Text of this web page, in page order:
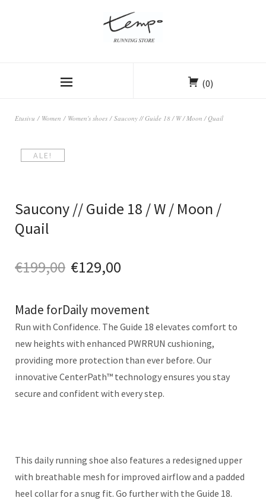
(0)
Etusivu / Women / Women's shoes / Saucony // Guide 18 / W / Moon / Quail
ALE!
Saucony // Guide 18 / W / Moon /
Quail
€199,00 €129,00
Made forDaily movement
Run with Confidence. The Guide 18 elevates comfort to
new heights with enhanced PWRRUN cushioning,
providing more protection than ever before. Our
innovative CenterPath™ technology ensures you stay
secure and confident with every step.
This daily running shoe also features a redesigned upper
with breathable mesh for improved airflow and a padded
heel collar for a snug fit. Go further with the Guide 18.